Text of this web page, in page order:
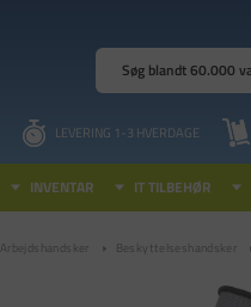
LEVERING 1-3 HVERDAGE
INVENTAR IT TILBEHØR
Arbejdshandsker Beskyttelseshandsker